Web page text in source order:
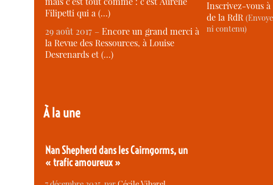
Filipetti qui a (…)
29 août 2017 –Encore un grand merci à
la Revue des Ressources, à Louise
Desrenards et (…)
À la une
Nan Shepherd dans les Cairngorms, un
« trafic amoureux »
Inscrivez-vous
de la RdR
ni contenu)